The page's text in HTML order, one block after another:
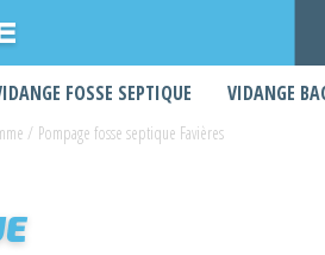
FOSSE SEPTIQUE VIDANGE
/ Pompage fosse septique Favières